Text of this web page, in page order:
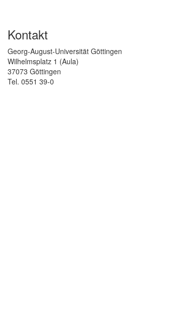
Kontakt
Georg-August-Universität Göttingen
Wilhelmsplatz 1 (Aula)
37073 Göttingen
Tel. 0551 39-0